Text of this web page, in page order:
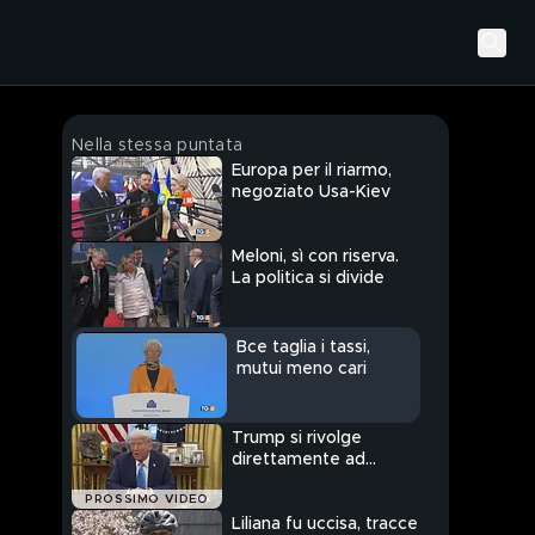
Nella stessa puntata
Europa per il riarmo,
negoziato Usa-Kiev
Meloni, sì con riserva.
La politica si divide
Bce taglia i tassi,
mutui meno cari
PROSSIMO VIDEO
Trump si rivolge
direttamente ad
Liliana fu uccisa, tracce